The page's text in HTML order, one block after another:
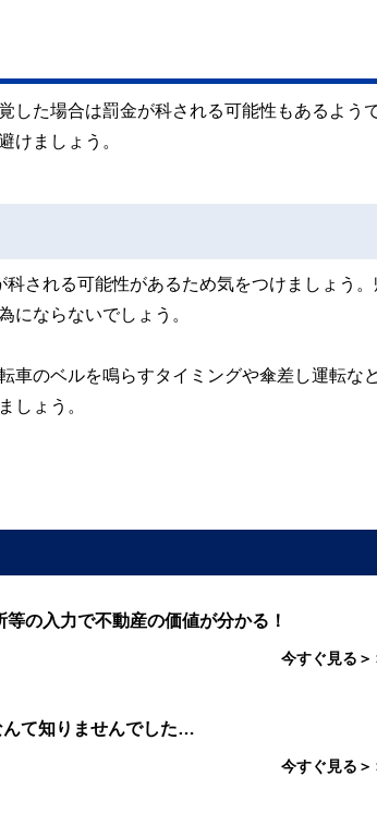
た場合は罰金が科される可能性もあるようで
けましょう。
される可能性があるため気をつけましょう。
にならないでしょう。
車のベルを鳴らすタイミングや傘差し運転な
しょう。
の入力で不動産の価値が分かる！
今すぐ見る＞
んて知りませんでした…
今すぐ見る＞